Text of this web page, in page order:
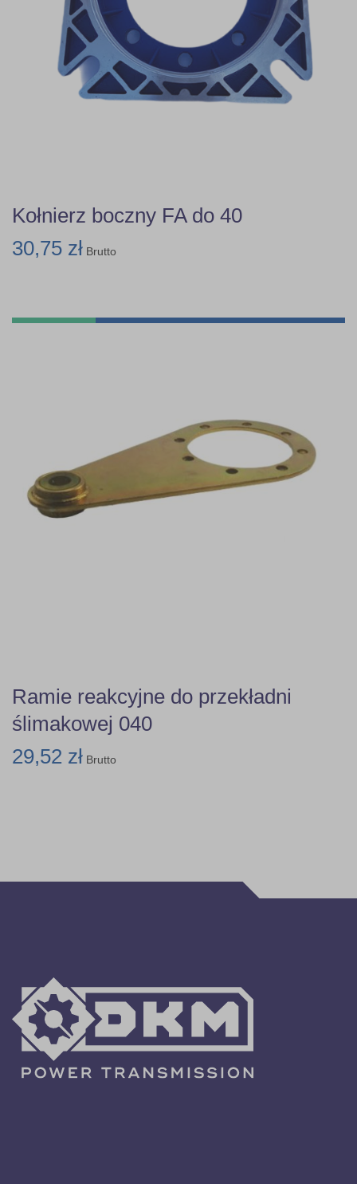
Kołnierz boczny FA do 40
30,75 zł Brutto
Ramie reakcyjne do przekładni
ślimakowej 040
29,52 zł Brutto